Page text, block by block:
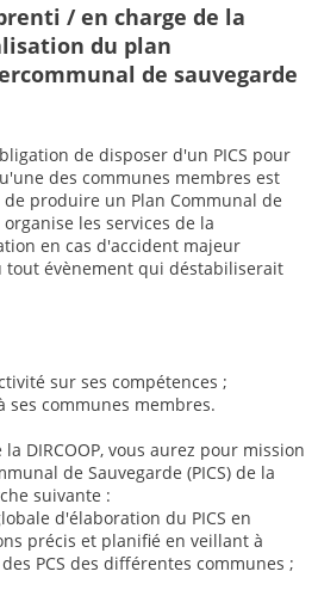
/ en charge de la
du plan
de sauvegarde
de disposer d'un PICS pour
des communes membres est
produire un Plan Communal de
organise les services de la
en cas d'accident majeur
tout évènement qui déstabiliserait
sur ses compétences ;
communes membres.
DIRCOOP, vous aurez pour mission
de Sauvegarde (PICS) de la
suivante :
d'élaboration du PICS en
précis et planifié en veillant à
PCS des différentes communes ;